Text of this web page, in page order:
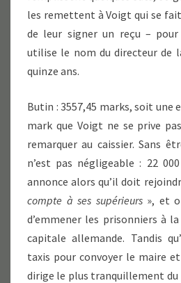
les remettent à Voigt qui se
de leur signer un reçu –
utilise le nom du directeur de
quinze ans.
Butin : 3557,45 marks, soit une
mark que Voigt ne se prive
remarquer au caissier. Sans
n’est pas négligeable : 22
annonce alors qu’il doit
compte à ses supérieurs», et
d’emmener les prisonniers à
capitale allemande. Tandis
taxis pour convoyer le maire
dirige le plus tranquillement du